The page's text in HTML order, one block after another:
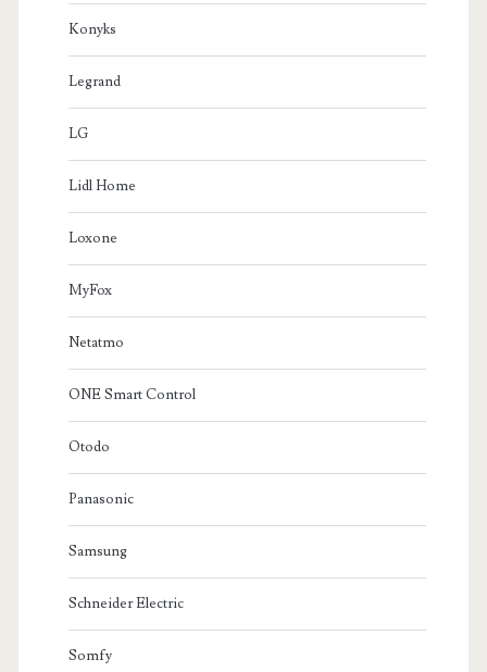
Konyks
Legrand
LG
Lidl Home
Loxone
MyFox
Netatmo
ONE Smart Control
Otodo
Panasonic
Samsung
Schneider Electric
Somfy